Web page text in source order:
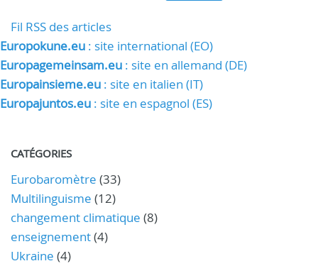
Fil RSS des articles
Europokune.eu : site international (EO)
Europagemeinsam.eu : site en allemand (DE)
Europainsieme.eu : site en italien (IT)
Europajuntos.eu : site en espagnol (ES)
CATÉGORIES
Eurobaromètre (33)
Multilinguisme (12)
changement climatique (8)
enseignement(4)
Ukraine (4)